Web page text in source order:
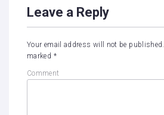
Leave a Reply
Your email address will not be published.
marked *
Comment